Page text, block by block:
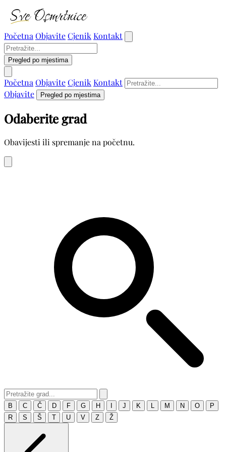
Početna ObjaviteCjenik Kontakt
Pregled po mjestima
Početna ObjaviteCjenik Kontakt
Objavite
Pregled po mjestima
Odaberite grad
Obavijesti ili spremanje na početnu.
B C Č D F G H J K M N O
P
R
S Š T U V Z Ž